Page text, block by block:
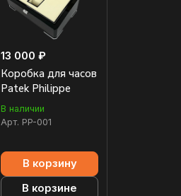
13 000 ₽
Коробка для часов
Patek Philippe
В наличии
Арт. PP-001
В корзину
В корзине